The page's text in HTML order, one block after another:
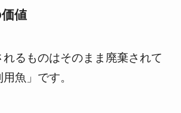
値
るものはそのまま廃棄されて
魚」です。